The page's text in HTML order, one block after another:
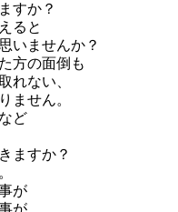
すか？
ると
いませんか？
方の面倒も
れない、
ません。
ど
ますか？
が
が